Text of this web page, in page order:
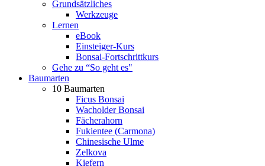
Grundsätzliches
Werkzeuge
Lernen
eBook
Einsteiger-Kurs
Bonsai-Fortschrittkurs
Gehe zu “So geht es"
Baumarten
10 Baumarten
Ficus Bonsai
Wacholder Bonsai
Fächerahorn
Fukientee (Carmona)
Chinesische Ulme
Zelkova
Kiefern